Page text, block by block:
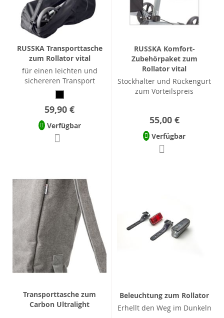
RUSSKA Transporttasche
zum Rollator vital
für einen leichten und
sichereren Transport
59,90 €
Verfügbar
RUSSKA Komfort-
Zubehörpaket zum
Rollator vital
Stockhalter und Rückengurt
zum Vorteilspreis
55,00 €
Verfügbar
Transporttasche zum
Carbon Ultralight
Beleuchtung zum Rollator
Erhellt den Weg im Dunkeln